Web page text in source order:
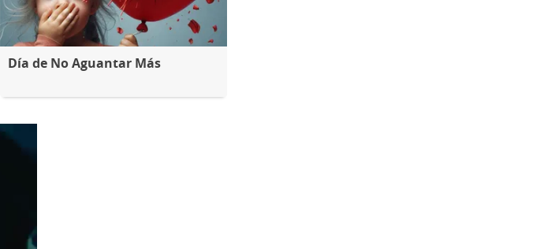
Día de No Aguantar Más